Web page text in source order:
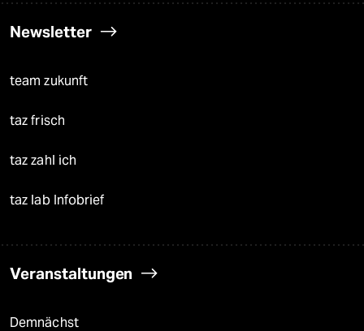
Newsletter
team zukunft
taz frisch
taz zahl ich
taz lab Infobrief
Veranstaltungen
Demnächst